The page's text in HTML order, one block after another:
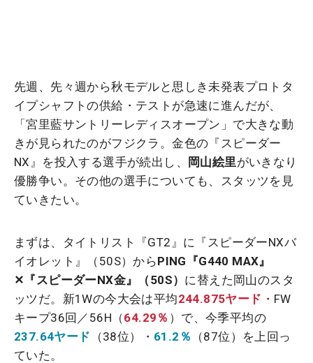
先週、先々週から秋モデルと思しき未発表プロトタ
イプシャフトの供給・テストが急速に進んだが、
「宮里藍サントリーレディスオープン」で大きな動
きが見られたのがフジクラ。金色の『スピーダー
NX』を投入する選手が続出し、
岡山絵里がいきなり
優勝争い。その他の選手についても、スタッツを見
ていきたい。
まずは、タイトリスト『GT2』に『スピーダーNXバ
イオレット』（50S）からPING『G440 MAX』
✕『スピーダーNX金』（50S） に替えた岡山のスタ
ッツだ。新1Wの今大会は平均244.875ヤード ・FW
キープ36回／56H（64.29％ ）で、今季平均の
237.64ヤード （38位）・ 61.2％
（87位）を上回っ
ていた。